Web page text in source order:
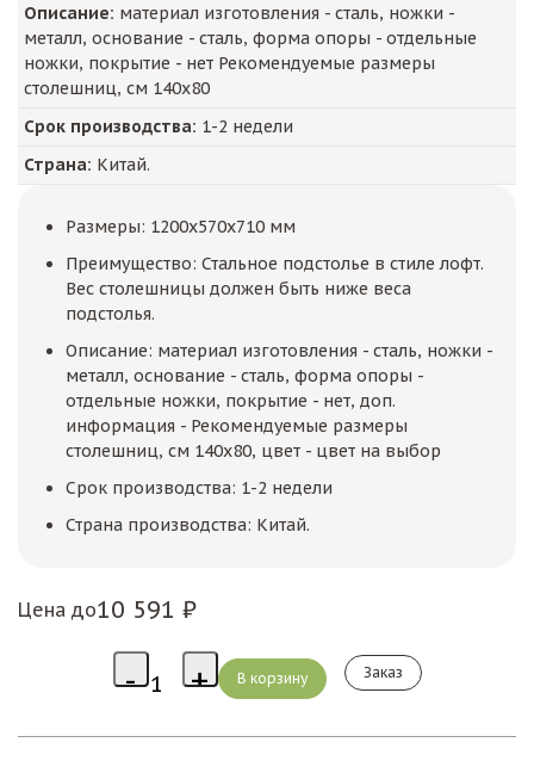
Описание: материал изготовления - сталь, ножки -
металл, основание - сталь, форма опоры - отдельные
ножки, покрытие - нет Рекомендуемые размеры
столешниц, см 140x80
Срок производства: 1-2 недели
Страна: Китай.
Размеры: 1200x570x710 мм
Преимущество: Стальное подстолье в стиле лофт.
Вес столешницы должен быть ниже веса
подстолья.
Описание: материал изготовления - сталь, ножки -
металл, основание - сталь, форма опоры -
отдельные ножки, покрытие - нет, доп.
информация - Рекомендуемые размеры
столешниц, см 140x80, цвет - цвет на выбор
Срок производства: 1-2 недели
Страна производства: Китай.
Цена до10 591 ₽
Заказ